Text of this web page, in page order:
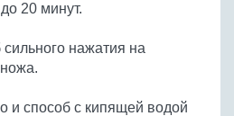
20 минут.
сильного нажатия на
и способ с кипящей водой